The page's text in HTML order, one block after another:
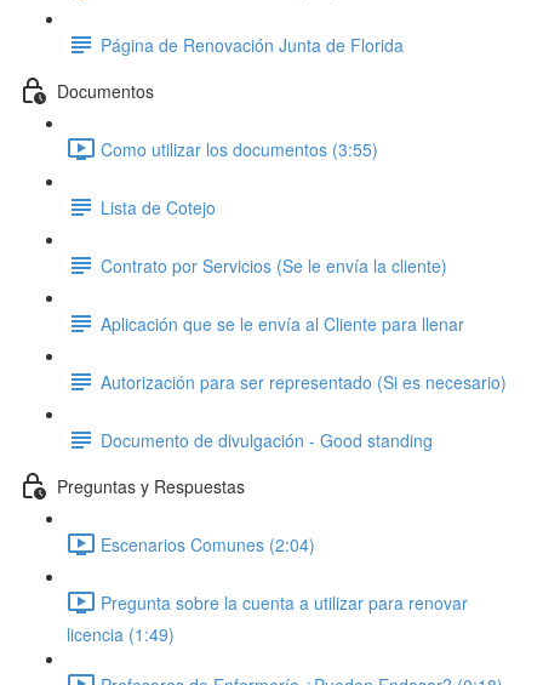
Página de Renovación Junta de Florida
Documentos
Como utilizar los documentos (3:55)
Lista de Cotejo
Contrato por Servicios (Se le envía la cliente)
Aplicación que se le envía al Cliente para llenar
Autorización para ser representado (Si es necesario)
Documento de divulgación - Good standing
Preguntas y Respuestas
Escenarios Comunes (2:04)
Pregunta sobre la cuenta a utilizar para renovar
licencia (1:49)